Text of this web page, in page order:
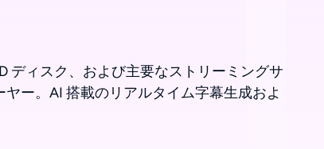
ディスク、および主要なストリーミングサ
ー。AI 搭載のリアルタイム字幕生成およ